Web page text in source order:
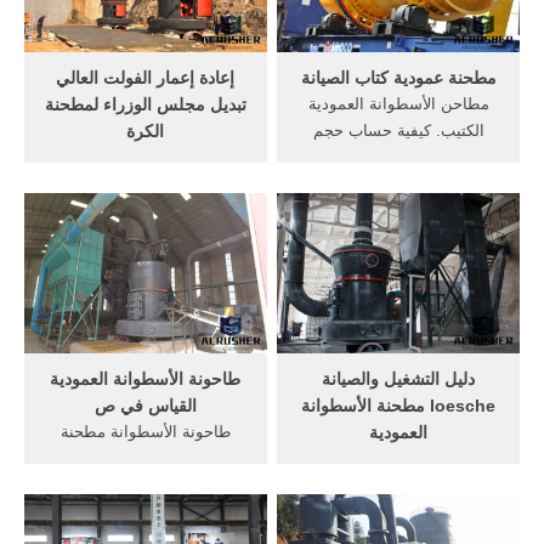
حساب مطحنة الكرة
إعادة إعمار الفولت العالي
تبديل مجلس الوزراء لمطحنة
الكرة
إعمار الفولت العالي تبديل
مجلس الوزراء لمطحنة,
المصنعين الناقل الأسطوانة سا
يتم تحميل الكسارات المتنقلة
على هم .
مطحنة عمودية كتاب الصيانة
مطاحن الأسطوانة العمودية
الكتيب. كيفية حساب حجم
الأسطوانة ٢ حجم الأسطوانة ٣
أمثلة على حساب حجم
الأسطوانة ٤ المساحة
السطحيّة للأسطوانة ٥,
طاحونة الأسطوانة العمودية
القياس في ص
طاحونة الأسطوانة مطحنة
... الوحش مطحنة الأسطوانة
طاحونة الوحش مطحنة
دليل التشغيل والصيانة
loesche مطحنة الأسطوانة
العمودية
المطحنة,طحن مطحنة المورد
خط الانتاج. طحن مطحنة بيع